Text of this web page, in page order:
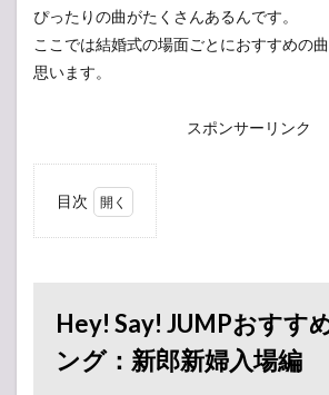
ぴったりの曲がたくさんあるんです。
ここでは結婚式の場面ごとにおすすめの
思います。
スポンサーリンク
目次
おす
すめ
結婚
式ソ
Hey! Say! JUMPおすす
ング：新郎新婦入場編